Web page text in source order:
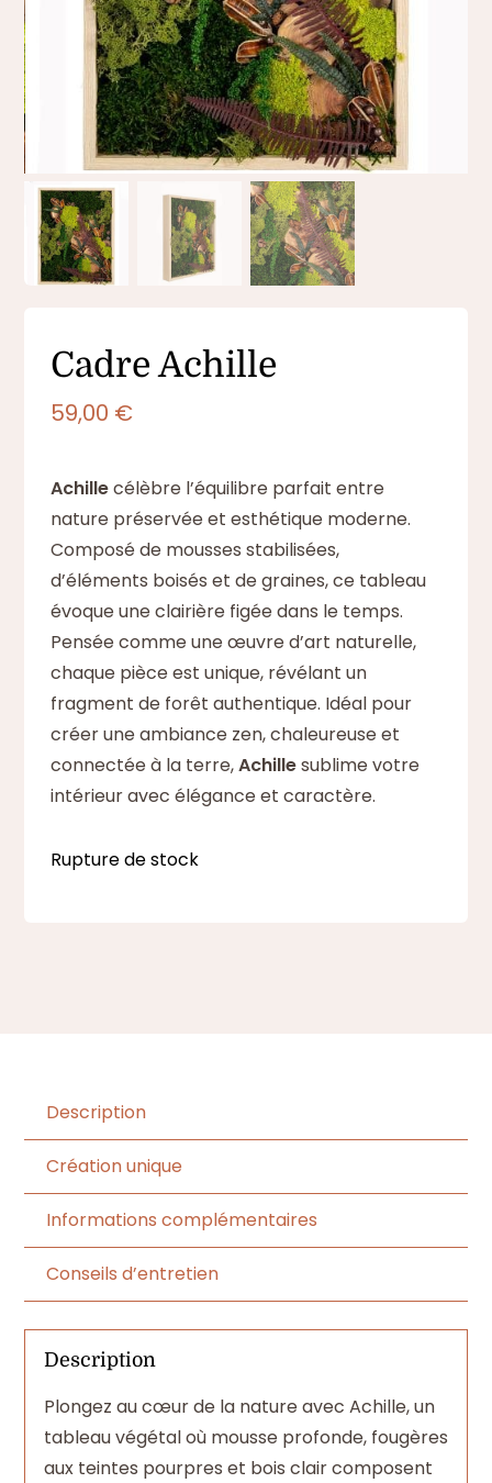
Cadre Achille
59,00 €
Achillecélèbre l’équilibre parfait entre
nature préservée et esthétique moderne.
Composé de mousses stabilisées,
d’éléments boisés et de graines, ce tableau
évoque une clairière figée dans le temps.
Pensée comme une œuvre d’art naturelle,
chaque pièce est unique, révélant un
fragment de forêt authentique. Idéal pour
créer une ambiance zen, chaleureuse et
connectée à la terre,Achillesublime votre
intérieur avec élégance et caractère.
Rupture de stock
Description
Création unique
Informations complémentaires
Conseils d’entretien
Description
Plongez au cœur de la nature avec Achille, un
tableau végétal où mousse profonde, fougères
aux teintes pourpres et bois clair composent